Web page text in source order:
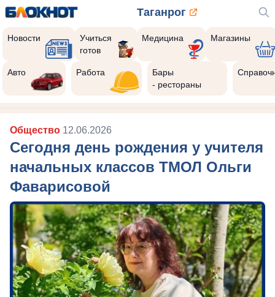
Таганрог
Новости
Учиться
готов
Медицина Магазины
Авто Работа
Бары
- рестораны
Общество 12.06.2026
Сегодня день рождения у учителя
начальных классов ТМОЛ Ольги
Фаварисовой